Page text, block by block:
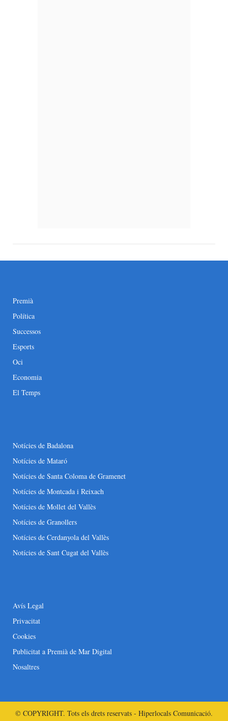
Premià
Política
Successos
Esports
Oci
Economia
El Temps
Notícies de Badalona
Notícies de Mataró
Notícies de Santa Coloma de Gramenet
Notícies de Montcada i Reixach
Notícies de Mollet del Vallès
Notícies de Granollers
Notícies de Cerdanyola del Vallès
Notícies de Sant Cugat del Vallès
Avís Legal
Privacitat
Cookies
Publicitat a Premià de Mar Digital
Nosaltres
© COPYRIGHT. Tots els drets reservats - Hiperlocals Comunicació.